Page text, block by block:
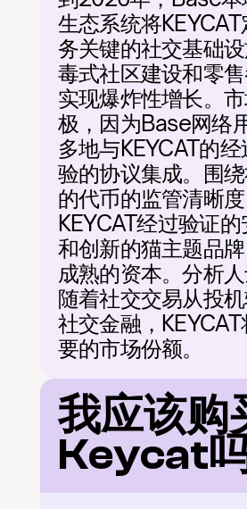
生态系统将
务关键的社交基础
毒式社区建设和零
实现爆炸性增长。
极，因为Base网络
多地与KEYCAT的
验的协议集成。围
的代币的监管清晰
KEYCAT经过验证
和创新的猫主题品
成熟的资本。分析人
随着社交交易从投
社交金融，
要的市场份额。
我应该购
Keycat